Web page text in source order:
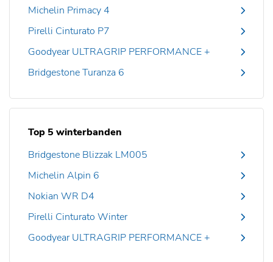
Michelin Primacy 4
Pirelli Cinturato P7
Goodyear ULTRAGRIP PERFORMANCE +
Bridgestone Turanza 6
Top 5 winterbanden
Bridgestone Blizzak LM005
Michelin Alpin 6
Nokian WR D4
Pirelli Cinturato Winter
Goodyear ULTRAGRIP PERFORMANCE +